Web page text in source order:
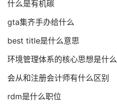
什么是有机碳
gta集齐手办给什么
best title是什么意思
环境管理体系的核心思想是什么
会从和注册会计师有什么区别
rdm是什么职位